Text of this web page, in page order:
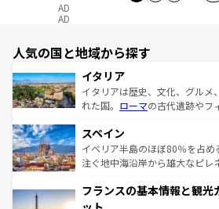
AD
AD
人気の国と地域から探す
イタリア
イタリアは歴史、文化、グルメ
れた国。 ローマの古代遺跡やフ
ろん、トスカーナの美しい田園
景など、自然景観も見逃せない
ピザやパスタなど、絶品のイタ
ませてくれるイタリアで、忘れ
なお、新着のイタリア情報は
スペイン
イベリア半島のほぼ80％を占
注ぐ地中海沿岸から雄大なピレ
文化が根付くこの国では、情熱
れる闘牛、そして美味しいタパ
フランスの基本情報と観光